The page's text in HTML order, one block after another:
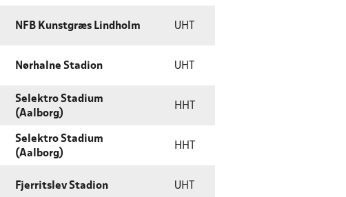
NFB Kunstgræs Lindholm UHT
Nørhalne Stadion UHT
Selektro Stadium
(Aalborg)
HHT
Selektro Stadium
(Aalborg)
HHT
Fjerritslev Stadion UHT